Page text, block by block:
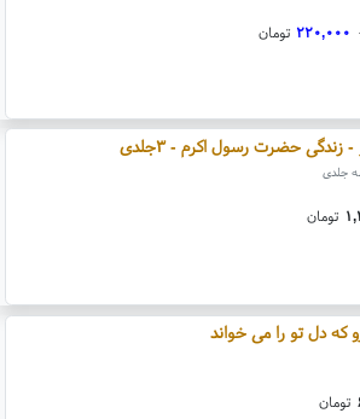
۲۲۰,۰۰۰ تومان
- زندگی حضرت رسول اکرم - ۳جلدی
جلدی
تومان
که دل تو را می خواند
تومان